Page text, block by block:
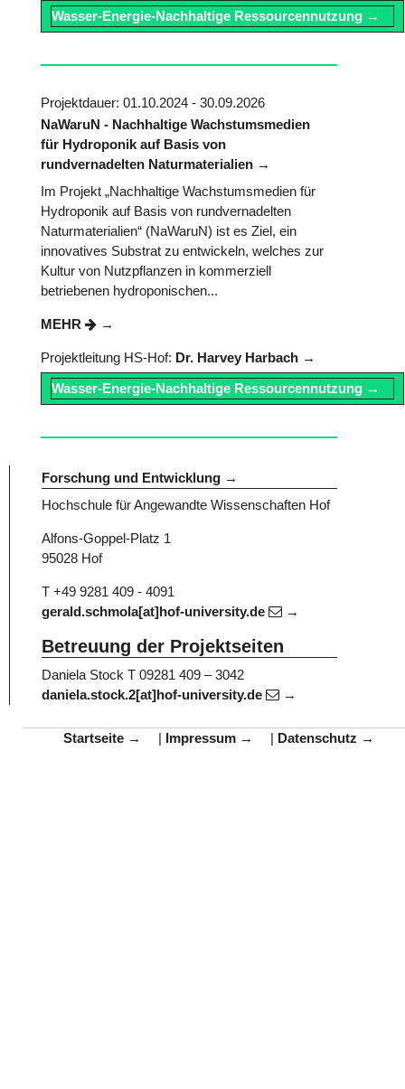
Wasser-Energie-Nachhaltige Ressourcennutzung
Projektdauer: 01.10.2024 - 30.09.2026
NaWaruN - Nachhaltige Wachstumsmedien
für Hydroponik auf Basis von
rundvernadelten Naturmaterialien
Im Projekt „Nachhaltige Wachstumsmedien für
Hydroponik auf Basis von rundvernadelten
Naturmaterialien“ (NaWaruN) ist es Ziel, ein
innovatives Substrat zu entwickeln, welches zur
Kultur von Nutzpflanzen in kommerziell
betriebenen hydroponischen...
MEHR
Projektleitung HS-Hof: Dr. Harvey Harbach
Wasser-Energie-Nachhaltige Ressourcennutzung
Forschung und Entwicklung
Hochschule für Angewandte Wissenschaften Hof
Alfons-Goppel-Platz 1
95028 Hof
T +49 9281 409 - 4091
gerald.schmola[at]hof-university.de
Betreuung der Projektseiten
Daniela Stock T 09281 409 – 3042
daniela.stock.2[at]hof-university.de
Startseite | Impressum | Datenschutz